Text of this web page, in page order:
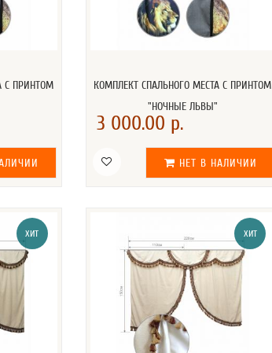
С ПРИНТОМ
КОМПЛЕКТ СПАЛЬНОГО МЕСТА С ПРИНТОМ
"НОЧНЫЕ ЛЬВЫ"
3 000.00 р.
НЕТ В НАЛИЧИИ
ХИТ ХИТ